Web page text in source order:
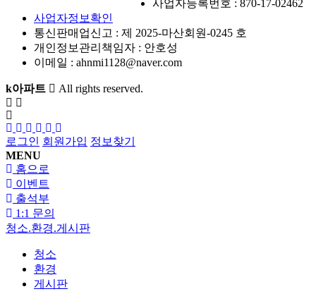
사업자등록번호 : 870-17-02462
사업자정보확인
통신판매업신고 : 제 2025-마산회원-0245 호
개인정보관리책임자 : 안호성
이메일 : ahnmi1128@naver.com
k아파트 All rights reserved.
로그인 회원가입 정보찾기
MENU
홈으로
이벤트
출석부
1:1 문의
청소.환경.게시판
청소
환경
게시판